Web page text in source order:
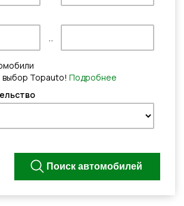
..
Topauto! Подробнее